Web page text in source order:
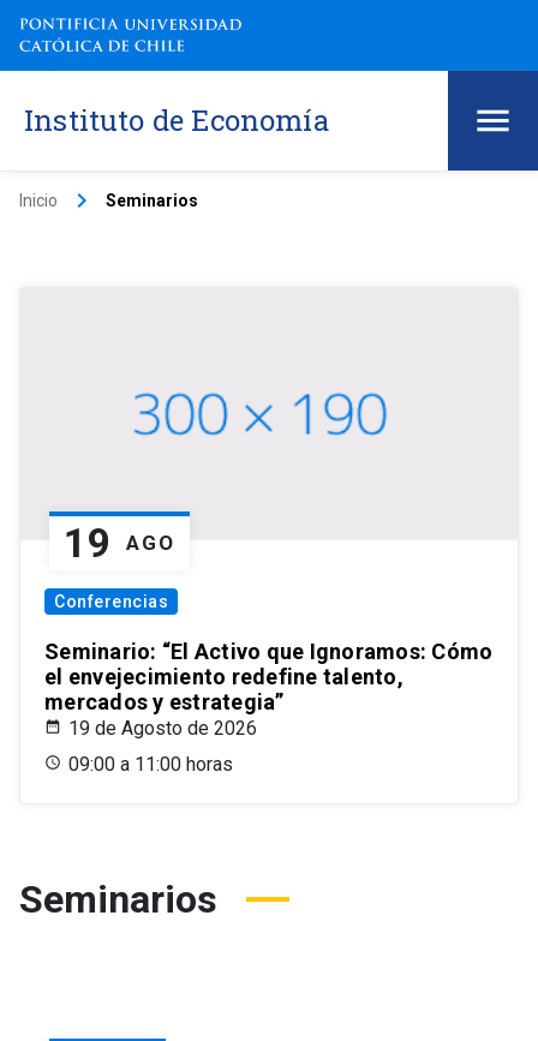
Instituto de Economía
Inicio keyboard_arrow_right Seminarios
19 AGO
Conferencias
Seminario: “El Activo que Ignoramos: Cómo
el envejecimiento redefine talento,
mercados y estrategia”
19 de Agosto de 2026
09:00 a 11:00 horas
Seminarios